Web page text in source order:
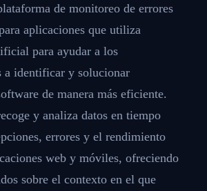
de monitoreo de errores
aplicaciones que utiliza
para ayudar a los
a identificar y solucionar
de manera más eficiente.
y analiza datos en tiempo
errores y el rendimiento
web y móviles, ofreciendo
sobre el contexto en el que